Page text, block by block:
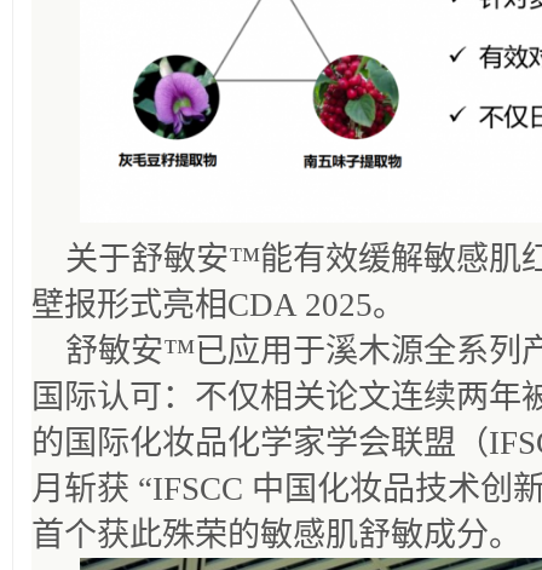
关于舒敏安™能有效缓解敏感肌
壁报形式亮相CDA 2025。
舒敏安™已应用于溪木源全系列
国际认可：不仅相关论文连续两年
的国际化妆品化学家学会联盟（
月斩获 “IFSCC 中国化妆品技术创
首个获此殊荣的敏感肌舒敏成分。